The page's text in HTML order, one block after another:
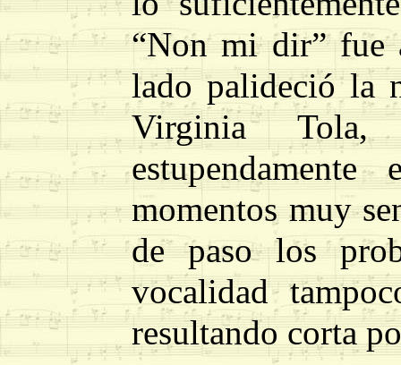
“Non mi dir” fue
lado palideció la
Virginia
momentos muy
de paso los
vocalidad
resultando corta